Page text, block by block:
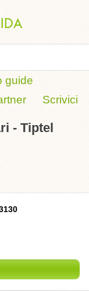
guide
Scrivici
- Tiptel